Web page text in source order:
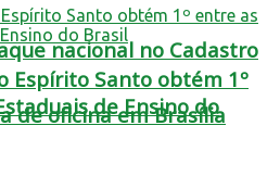
nacional no Cadastro
de oficina em Brasília
Espírito Santo obtém 1º
de Ensino do